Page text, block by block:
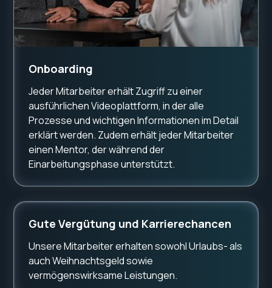
Onboarding
Jeder Mitarbeiter erhält Zugriff zu einer
ausführlichen Videoplattform, in der alle
Prozesse und wichtigen Informationen im Detail
erklärt werden. Zudem erhält jeder Mitarbeiter
einen Mentor, der während der
Einarbeitungsphase unterstützt.
Gute Vergütung und Karrierechancen
Unsere Mitarbeiter erhalten sowohl Urlaubs- als
auch Weihnachtsgeld sowie
vermögenswirksame Leistungen.